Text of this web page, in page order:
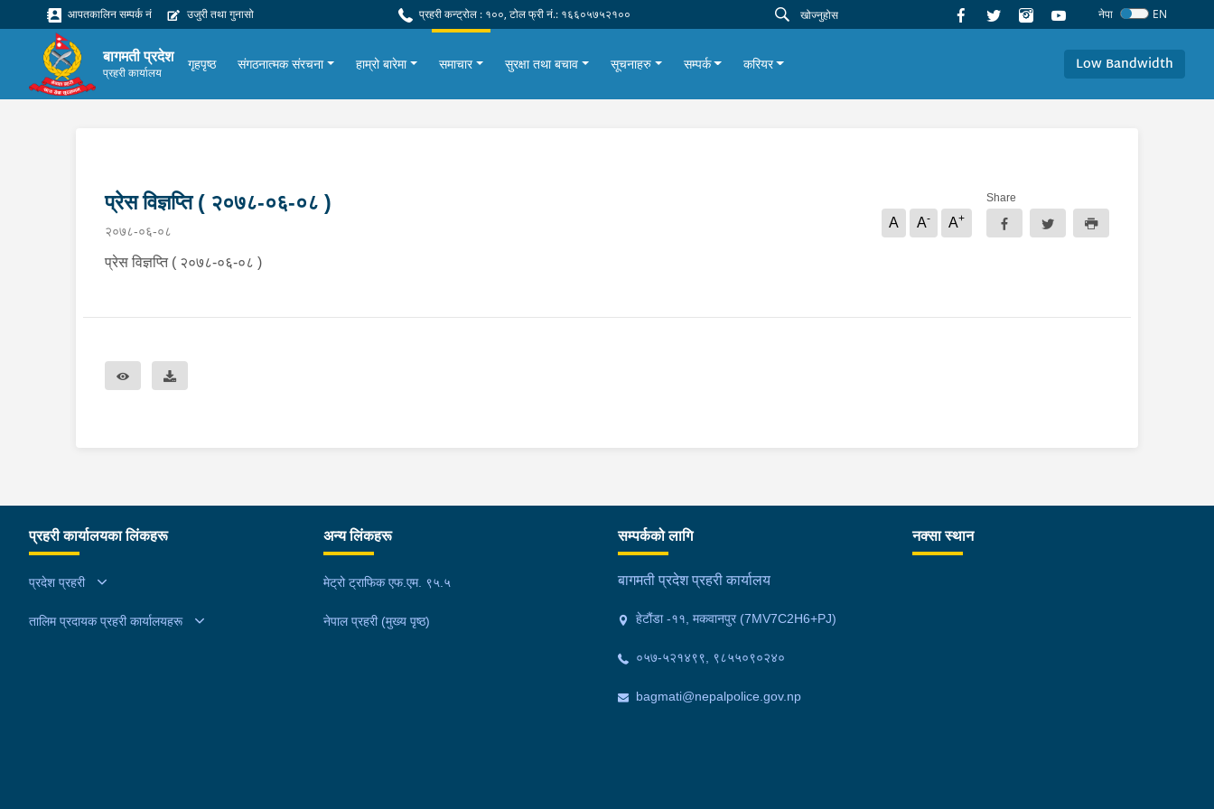
आपतकालिन सम्पर्क नं उजुरी तथा गुनासो प्रहरी कन्ट्रोल : १००, टोल फ्री नं.: १६६०५७५२१०० नेपा EN
बागमती प्रदेश
प्रहरी कार्यालय
गृहपृष्ठ संगठनात्मक संरचना हाम्रो बारेमा समाचार सुरक्षा तथा बचाव सूचनाहरु सम्पर्क करियर Low Bandwidth
प्रेस विज्ञप्ति ( २०७८-०६-०८ )
२०७८-०६-०८
A A- A+
Share
प्रेस विज्ञप्ति ( २०७८-०६-०८ )
प्रहरी कार्यालयका लिंकहरू
प्रदेश प्रहरी
तालिम प्रदायक प्रहरी कार्यालयहरू
अन्य लिंकहरू
मेट्रो ट्राफिक एफ.एम. ९५.५
नेपाल प्रहरी (मुख्य पृष्ठ)
सम्पर्कको लागि
बागमती प्रदेश प्रहरी कार्यालय
हेटौंडा -११, मकवानपुर (7MV7C2H6+PJ)
०५७-५२१४९९, ९८५५०९०२४०
bagmati@nepalpolice.gov.np
नक्सा स्थान